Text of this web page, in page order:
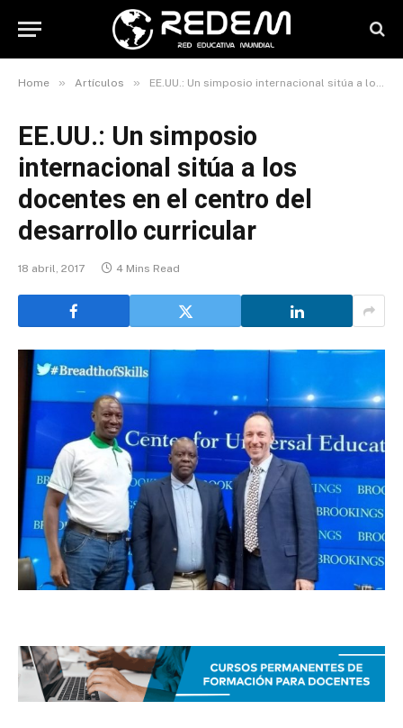
Home » Artículos » EE.UU.: Un simposio internacional sitúa a los docentes en el centro del desarrollo curricular
EE.UU.: Un simposio
internacional sitúa a los
docentes en el centro del
desarrollo curricular
18 abril, 2017 4 Mins Read